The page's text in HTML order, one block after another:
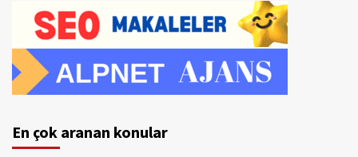
En çok aranan konular